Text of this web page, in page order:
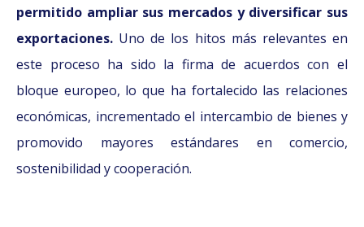
permitido ampliar sus mercados y diversificar sus
exportaciones. Uno de los hitos más relevantes en
este proceso ha sido la firma de acuerdos con el
bloque europeo, lo que ha fortalecido las relaciones
económicas, incrementado el intercambio de bienes y
promovido mayores estándares en comercio,
sostenibilidad y cooperación.